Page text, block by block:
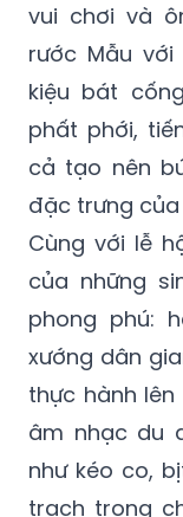
vui chơi và
rước Mẫu
kiệu bát
phất phới,
cả tạo nên
đặc trưng của
Cùng với lễ
của những
phong phú:
xướng dân
thực hành
âm nhạc du
như kéo co, bị
trạch trong